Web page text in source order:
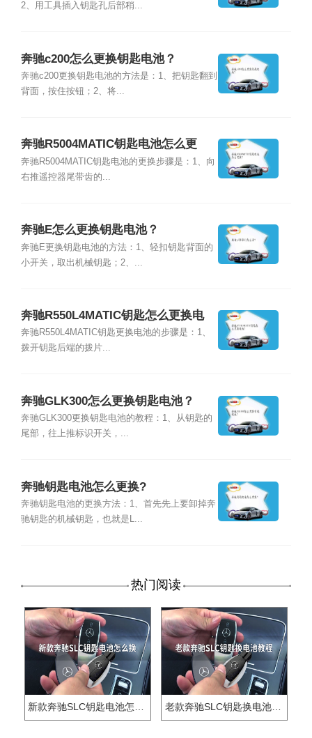
2、用工具插入钥匙孔后部稍...
奔驰c200怎么更换钥匙电池？
奔驰c200更换钥匙电池的方法是：1、把钥匙翻到
背面，按住按钮；2、将...
奔驰R5004MATIC钥匙电池怎么更
换？
奔驰R5004MATIC钥匙电池的更换步骤是：1、向
右推遥控器尾带齿的...
奔驰E怎么更换钥匙电池？
奔驰E更换钥匙电池的方法：1、轻扣钥匙背面的
小开关，取出机械钥匙；2、...
奔驰R550L4MATIC钥匙怎么更换电
池？
奔驰R550L4MATIC钥匙更换电池的步骤是：1、
拨开钥匙后端的拨片...
奔驰GLK300怎么更换钥匙电池？
奔驰GLK300更换钥匙电池的教程：1、从钥匙的
尾部，往上推标识开关，...
奔驰钥匙电池怎么更换?
奔驰钥匙电池的更换方法：1、首先先上要卸掉奔
驰钥匙的机械钥匙，也就是L...
热门阅读
新款奔驰SLC钥匙电池怎么换 老款奔驰SLC钥匙换电池教程